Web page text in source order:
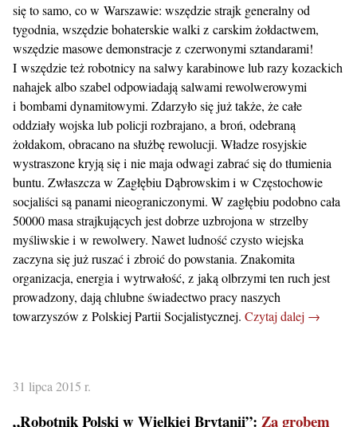
się to samo, co w Warszawie: wszędzie strajk generalny od
tygodnia, wszędzie bohaterskie walki z carskim żołdactwem,
wszędzie masowe demonstracje z czerwonymi sztandarami!
I wszędzie też robotnicy na salwy karabinowe lub razy kozackich
nahajek albo szabel odpowiadają salwami rewolwerowymi
i bombami dynamitowymi. Zdarzyło się już także, że całe
oddziały wojska lub policji rozbrajano, a broń, odebraną
żołdakom, obracano na służbę rewolucji. Władze rosyjskie
wystraszone kryją się i nie maja odwagi zabrać się do tłumienia
buntu. Zwłaszcza w Zagłębiu Dąbrowskim i w Częstochowie
socjaliści są panami nieograniczonymi. W zagłębiu podobno cała
50000 masa strajkujących jest dobrze uzbrojona w strzelby
myśliwskie i w rewolwery. Nawet ludność czysto wiejska
zaczyna się już ruszać i zbroić do powstania. Znakomita
organizacja, energia i wytrwałość, z jaką olbrzymi ten ruch jest
prowadzony, dają chlubne świadectwo pracy naszych
towarzyszów z Polskiej Partii Socjalistycznej. Czytaj dalej →
31 lipca 2015 r.
„Robotnik Polski w Wielkiej Brytanii”: Za grobem